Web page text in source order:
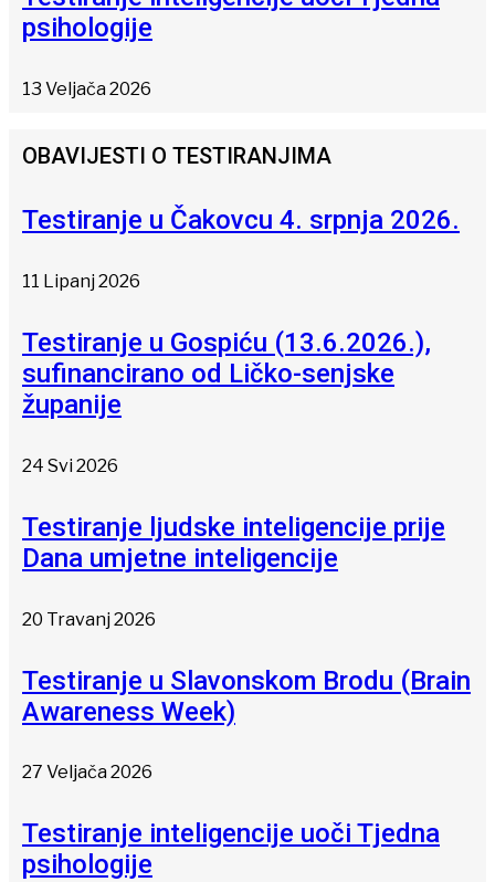
psihologije
13 Veljača 2026
OBAVIJESTI O TESTIRANJIMA
Testiranje u Čakovcu 4. srpnja 2026.
11 Lipanj 2026
Testiranje u Gospiću (13.6.2026.),
sufinancirano od Ličko-senjske
županije
24 Svi 2026
Testiranje ljudske inteligencije prije
Dana umjetne inteligencije
20 Travanj 2026
Testiranje u Slavonskom Brodu (Brain
Awareness Week)
27 Veljača 2026
Testiranje inteligencije uoči Tjedna
psihologije